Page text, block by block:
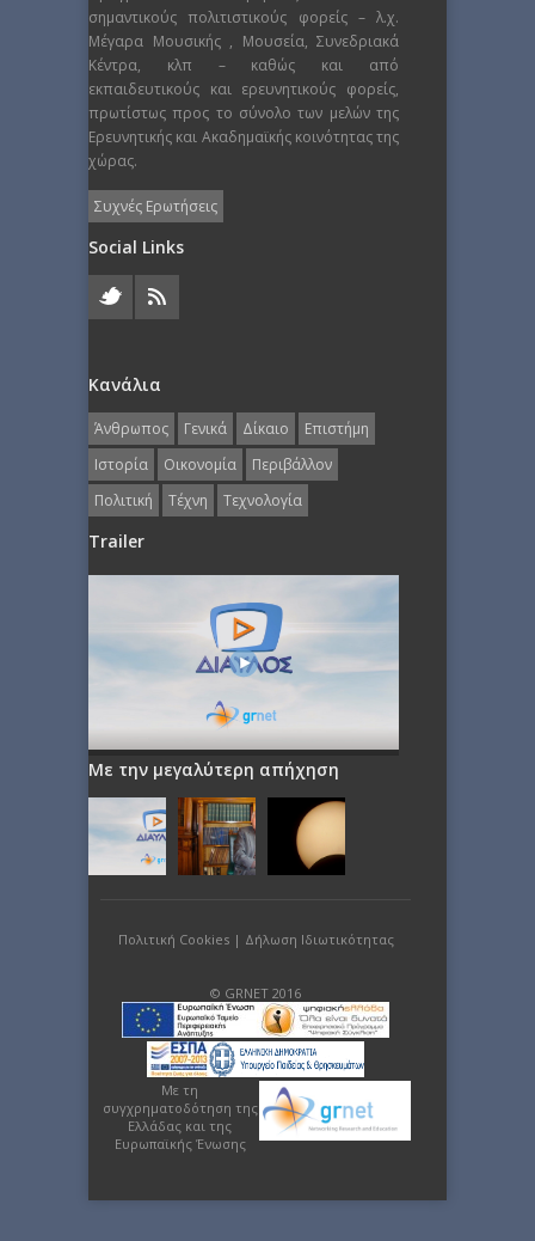
σημαντικούς πολιτιστικούς φορείς – λ.χ.
Μέγαρα Μουσικής , Μουσεία, Συνεδριακά
Κέντρα, κλπ – καθώς και από
εκπαιδευτικούς και ερευνητικούς φορείς,
πρωτίστως προς το σύνολο των μελών της
Ερευνητικής και Ακαδημαϊκής κοινότητας της
χώρας.
Συχνές Ερωτήσεις
Social Links
Κανάλια
Άνθρωπος Γενικά Δίκαιο
Επιστήμη
Ιστορία
Οικονομία
Περιβάλλον
Πολιτική
Τέχνη Τεχνολογία
Trailer
Με την μεγαλύτερη απήχηση
Πολιτική Cookies| Δήλωση Ιδιωτικότητας
© GRNET 2016
Με τη
συγχρηματοδότηση της
Ελλάδας και της
Ευρωπαϊκής Ένωσης